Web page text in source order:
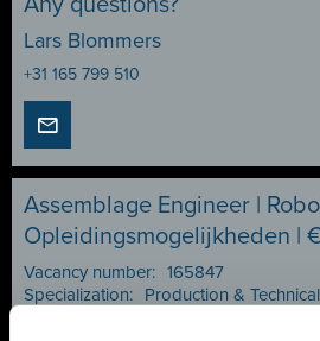
Lars Blommers
+31 165 799 510
Assemblage Engineer |
Opleidingsmogelijkheden |
Vacancy number: 165847
Specialization:
Production & Technical